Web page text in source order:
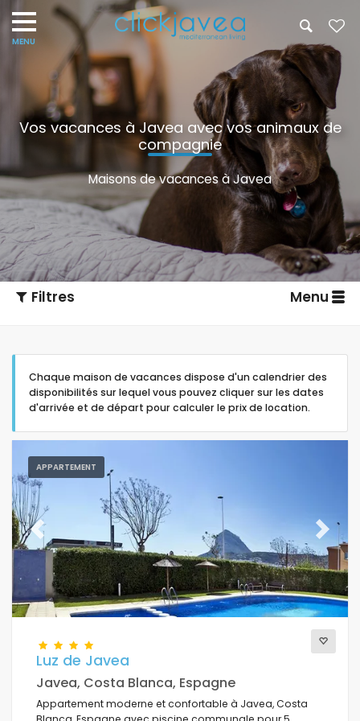
Vos vacances à Javea avec vos animaux de
compagnie
Maisons de vacances à Javea
Filtres Menu
Type d'hébergement
Nombre de personnes
Chambres
Salles de bains
Chaque maison de vacances dispose d'un calendrier des
disponibilités sur lequel vous pouvez cliquer sur les dates
d'arrivée et de départ pour calculer le prix de location.
APPARTEMENT
Previous Next
Luz de Javea
Javea, Costa Blanca, Espagne
Appartement moderne et confortable à Javea, Costa